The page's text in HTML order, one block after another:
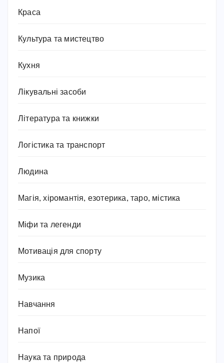
Краса
Культура та мистецтво
Кухня
Лікувальні засоби
Література та книжки
Логістика та транспорт
Людина
Магія, хіромантія, езотерика, таро, містика
Міфи та легенди
Мотивація для спорту
Музика
Навчання
Напої
Наука та природа